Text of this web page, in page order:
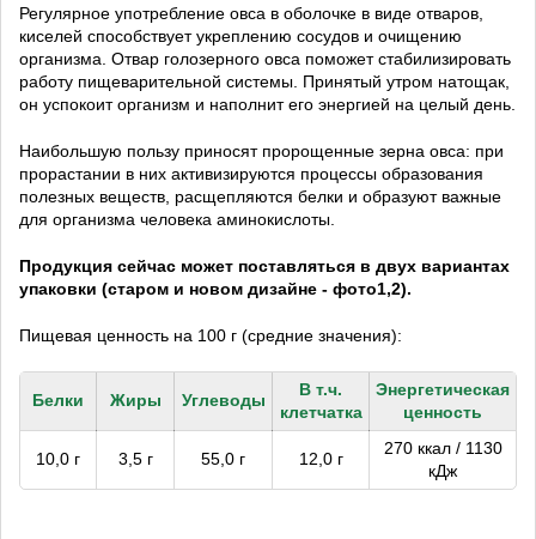
Регулярное употребление овса в оболочке в виде отваров,
киселей способствует укреплению сосудов и очищению
организма. Отвар голозерного овса поможет стабилизировать
работу пищеварительной системы. Принятый утром натощак,
он успокоит организм и наполнит его энергией на целый день.
Наибольшую пользу приносят пророщенные зерна овса: при
прорастании в них активизируются процессы образования
полезных веществ, расщепляются белки и образуют важные
для организма человека аминокислоты.
Продукция сейчас может поставляться в двух вариантах
упаковки (старом и новом дизайне - фото1,2).
Пищевая ценность на 100 г (средние значения):
Белки Жиры Углеводы
В т.ч.
клетчатка
Энергетическая
ценность
10,0 г 3,5 г 55,0 г 12,0 г
270 ккал / 1130
кДж